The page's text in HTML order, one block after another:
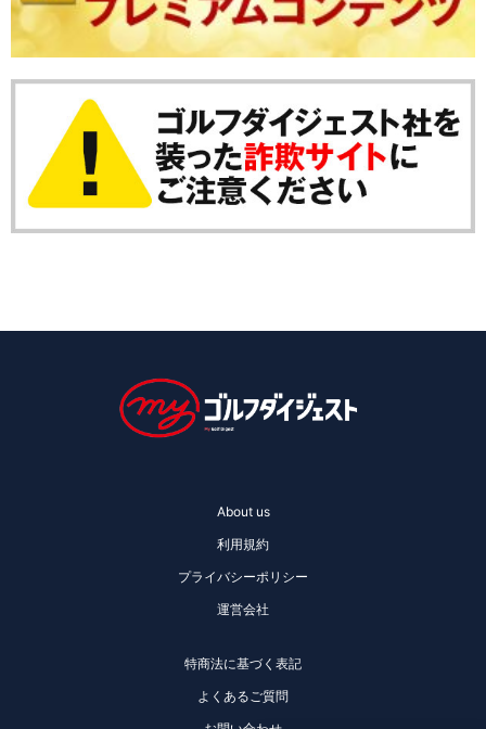
About us
利用規約
プライバシーポリシー
運営会社
特商法に基づく表記
よくあるご質問